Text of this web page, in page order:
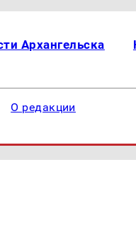
Архангельска
О редакции